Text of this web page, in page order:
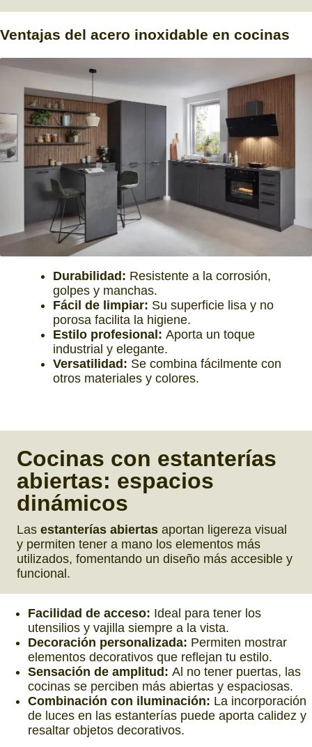
Ventajas del acero inoxidable en cocinas
Durabilidad: Resistente a la corrosión,
golpes y manchas.
Fácil de limpiar: Su superficie lisa y no
porosa facilita la higiene.
Estilo profesional: Aporta un toque
industrial y elegante.
Versatilidad: Se combina fácilmente con
otros materiales y colores.
Cocinas con estanterías
abiertas: espacios
dinámicos
Las estanterías abiertas aportan ligereza visual
y permiten tener a mano los elementos más
utilizados, fomentando un diseño más accesible y
funcional.
Facilidad de acceso: Ideal para tener los
utensilios y vajilla siempre a la vista.
Decoración personalizada: Permiten mostrar
elementos decorativos que reflejan tu estilo.
Sensación de amplitud: Al no tener puertas, las
cocinas se perciben más abiertas y espaciosas.
Combinación con iluminación: La incorporación
de luces en las estanterías puede aporta calidez y
resaltar objetos decorativos.